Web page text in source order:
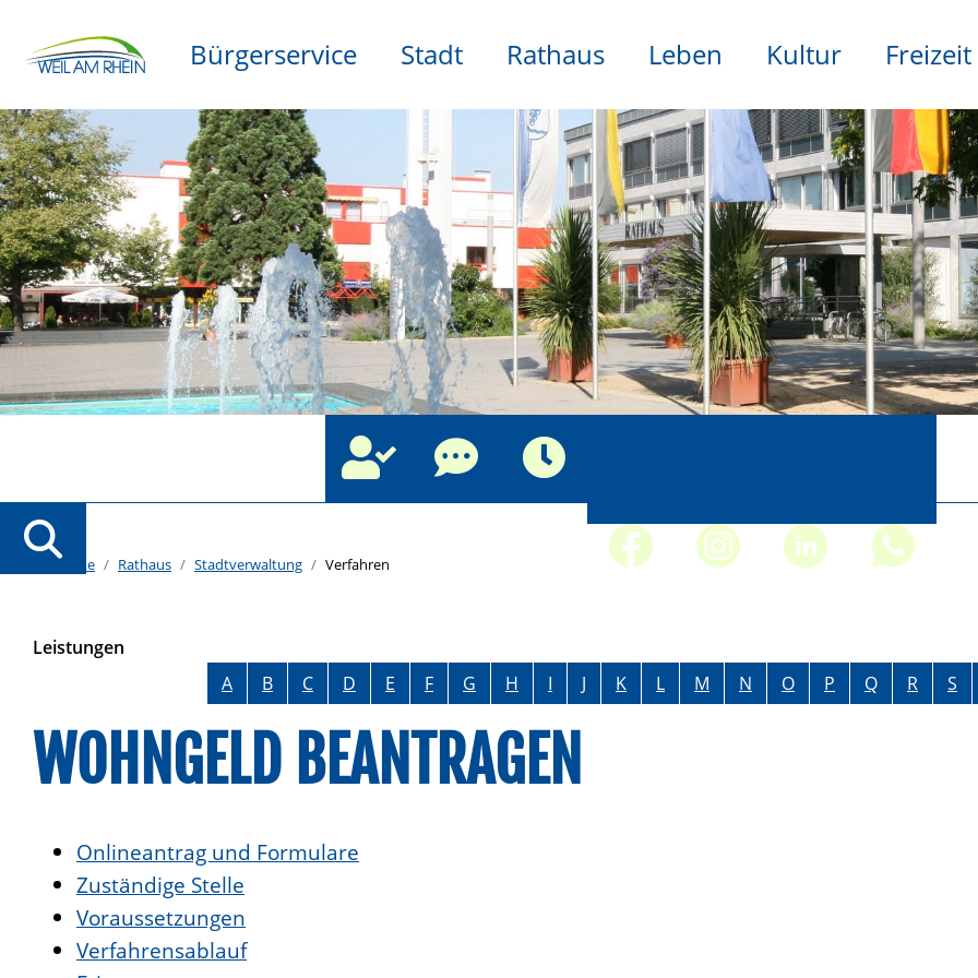
Bürgerservice Stadt Rathaus Leben Kultur Freizeit
Startseite Rathaus Stadtverwaltung Verfahren
Leistungen
Alphabetisches Register überspringen
A B C D E F G H I J K L M N O P Q R S
WOHNGELD BEANTRAGEN
Onlineantrag und Formulare
Zuständige Stelle
Voraussetzungen
Verfahrensablauf